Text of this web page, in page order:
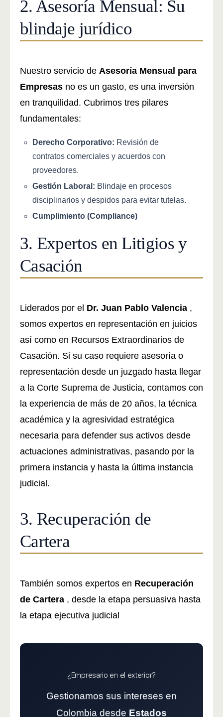
2. Asesoría Mensual: Su
blindaje jurídico
Nuestro servicio de Asesoría Mensual para
Empresas no es un gasto, es una inversión
en tranquilidad. Cubrimos tres pilares
fundamentales:
Derecho Corporativo: Revisión de
contratos comerciales y acuerdos con
proveedores.
Gestión Laboral: Blindaje en procesos
disciplinarios y despidos para evitar tutelas.
Cumplimiento (Compliance)
3. Expertos en Litigios y
Casación
Liderados por el Dr. Juan Pablo Valencia ,
somos expertos en representación en juicios
así como en Recursos Extraordinarios de
Casación. Si su caso requiere asesoría o
representación desde un juzgado hasta llegar
a la Corte Suprema de Justicia, contamos con
la experiencia de más de 20 años, la técnica
académica y la agresividad estratégica
necesaria para defender sus activos desde
actuaciones administrativas, pasando por la
primera instancia y hasta la última instancia
judicial.
3. Recuperación de
Cartera
También somos expertos en Recuperación
de Cartera , desde la etapa persuasiva hasta
la etapa ejecutiva judicial
¿Empresario en el exterior?
Gestionamos sus intereses en
Colombia desde Estados